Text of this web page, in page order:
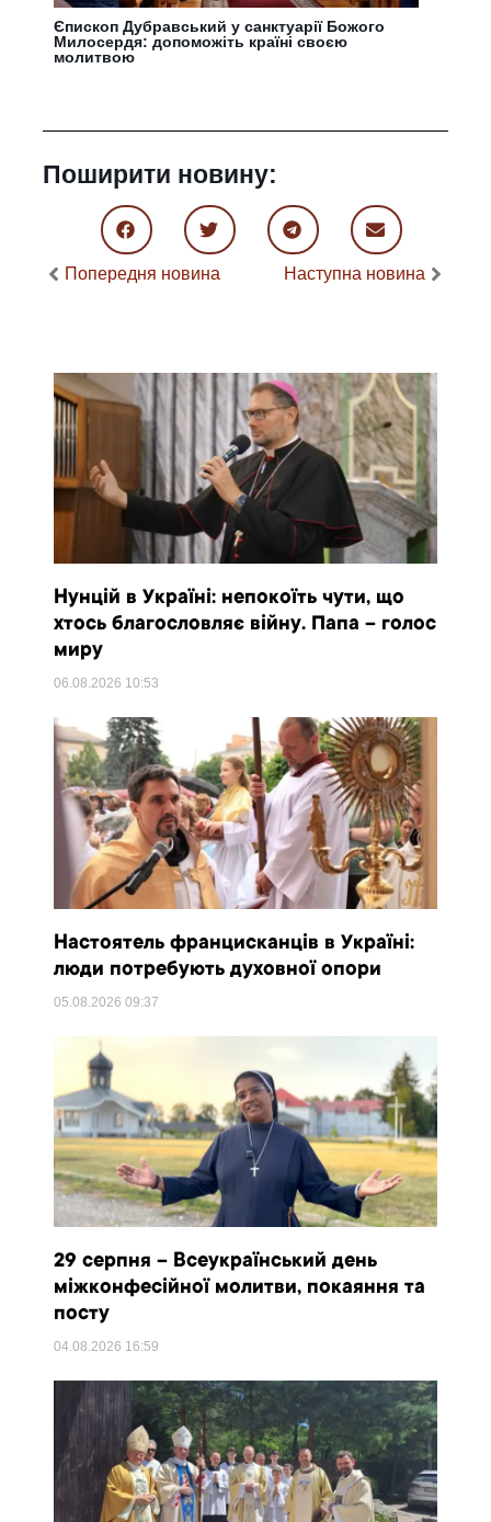
Єпископ Дубравський у санктуарії Божого
Милосердя: допоможіть країні своєю
молитвою
Поширити новину:
Попередня новина Наступна новина
Нунцій в Україні: непокоїть чути, що
хтось благословляє війну. Папа – голос
миру
06.08.2026 10:53
Настоятель францисканців в Україні:
люди потребують духовної опори
05.08.202609:37
29 серпня – Всеукраїнський день
міжконфесійної молитви, покаяння та
посту
04.08.2026 16:59